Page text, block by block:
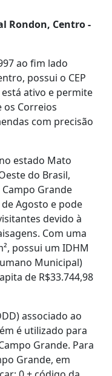
Rondon, Centro -
ao fim lado
possui o CEP
está ativo e permite
os Correios
com precisão
estado Mato
do Brasil,
Campo Grande
Agosto e pode
devido à
Com uma
possui um IDHM
Municipal)
de R$33.744,98
associado ao
é utilizado para
Grande. Para
Grande, em